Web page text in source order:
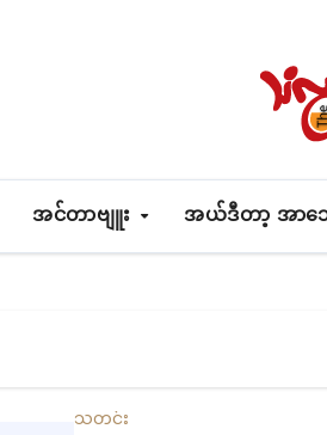
အင်တာဗျူး အယ်ဒီတာ့ အာဘ
သတင်း